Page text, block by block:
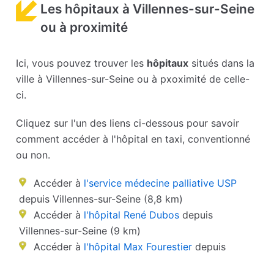
Les hôpitaux à Villennes-sur-Seine
ou à proximité
Ici, vous pouvez trouver les hôpitaux situés dans la
ville à Villennes-sur-Seine ou à pxoximité de celle-
ci.
Cliquez sur l'un des liens ci-dessous pour savoir
comment accéder à l'hôpital en taxi, conventionné
ou non.
Accéder à l'service médecine palliative USP
depuis Villennes-sur-Seine (8,8 km)
Accéder à l'hôpital René Dubos depuis
Villennes-sur-Seine (9 km)
Accéder à l'hôpital Max Fourestier depuis